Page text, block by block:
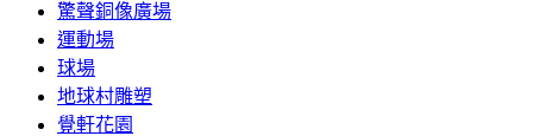
驚聲銅像廣場
運動場
球場
地球村雕塑
覺軒花園